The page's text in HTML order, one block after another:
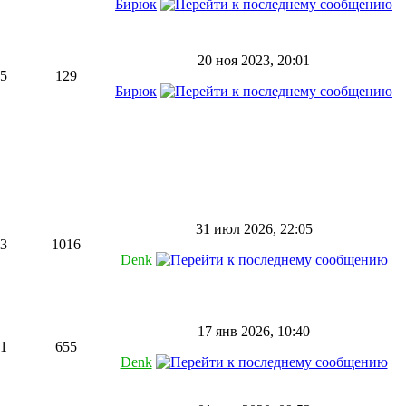
Бирюк
129
20 ноя 2023, 20:01
Бирюк
1016
31 июл 2026, 22:05
Denk
655
17 янв 2026, 10:40
Denk